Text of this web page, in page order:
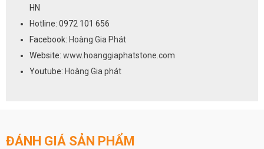
HN
Hotline: 0972 101 656
Facebook: Hoàng Gia Phát
Website: www.hoanggiaphatstone.com
Youtube: Hoàng Gia phát
ĐÁNH GIÁ SẢN PHẨM